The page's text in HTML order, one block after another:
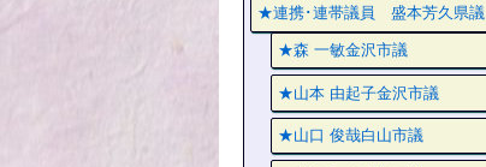
★連携･連帯議員 盛本芳久県議
★森 一敏金沢市議
★山本 由起子金沢市議
★山口 俊哉白山市議